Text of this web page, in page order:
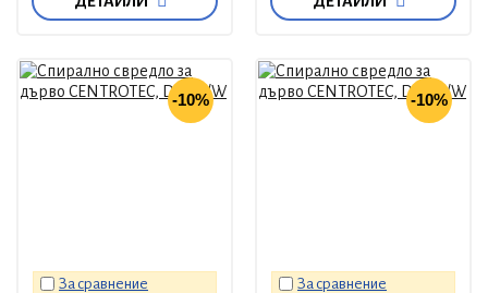
-10%
За сравнение
-10%
За сравнение